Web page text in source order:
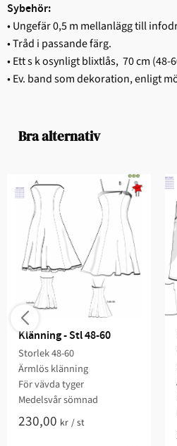
Sybehör:
• Ungefär 0,5 m mellanlägg till
• Tråd i passande färg.
• Ett s k osynligt blixtlås, 70 cm (48-
• Ev. band som dekoration, enligt
Bra alternativ
Klänning - Stl 48-60
Storlek 48-60​​​
Ärmlös klänning​​
För vävda tyger​
​Medelsvår sömnad​​​​​
230,00 kr /st